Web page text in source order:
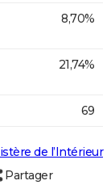
8,70%
21,74%
69
de l’Intérieur
Partager